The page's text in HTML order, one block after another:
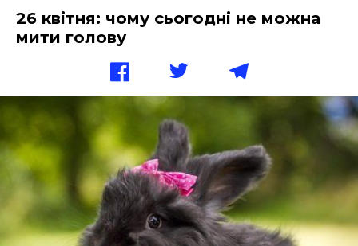
26 квітня: чому сьогодні не можна
мити голову